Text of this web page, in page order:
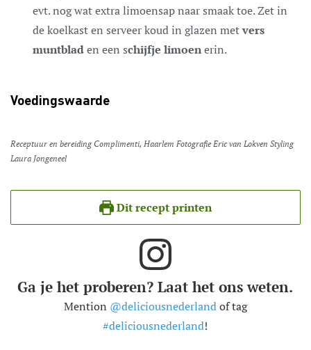
evt. nog wat extra limoensap naar smaak toe. Zet in
de koelkast en serveer koud in glazen metvers
muntbladen een schijfje limoenerin.
Voedingswaarde
Receptuur en bereiding Complimenti, Haarlem Fotografie Eric van Lokven Styling
Laura Jongeneel
Dit recept printen
Ga je het proberen? Laat het ons weten.
Mention @deliciousnederlandof tag
#deliciousnederland!